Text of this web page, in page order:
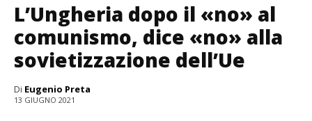
L’Ungheria dopo il «no» al
comunismo, dice «no» alla
sovietizzazione dell’Ue
Di Eugenio Preta
13 GIUGNO 2021